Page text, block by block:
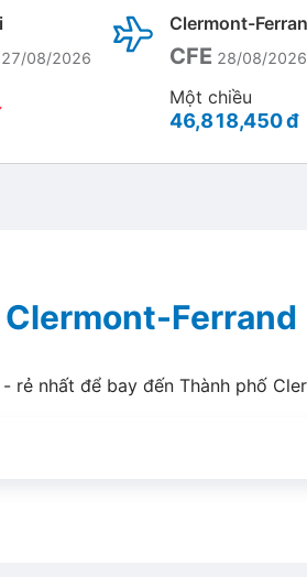
27/08/2026
Clermont-
CFE 28/08/2026
Một chiều
46,818,450 đ
Ferrand
nhất để bay đến Thành phố